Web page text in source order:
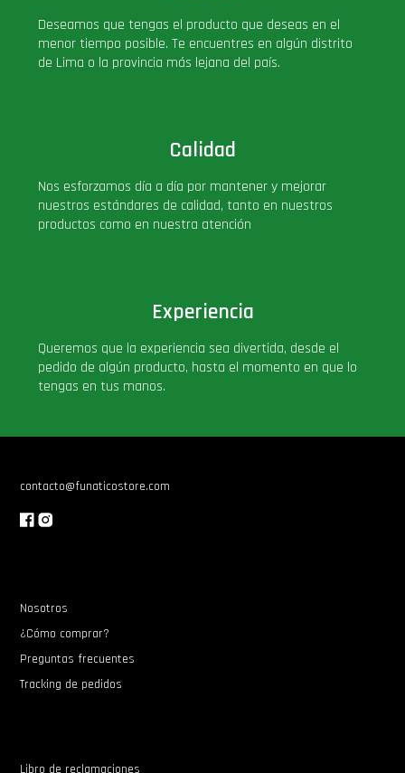
Deseamos que tengas el producto que deseas en el
menor tiempo posible. Te encuentres en algún distrito
de Lima o la provincia más lejana del país.
Calidad
Nos esforzamos día a día por mantener y mejorar
nuestros estándares de calidad, tanto en nuestros
productos como en nuestra atención
Experiencia
Queremos que la experiencia sea divertida, desde el
pedido de algún producto, hasta el momento en que lo
tengas en tus manos.
contacto@funaticostore.com
Nosotros
¿Cómo comprar?
Preguntas frecuentes
Tracking de pedidos
Libro de reclamaciones